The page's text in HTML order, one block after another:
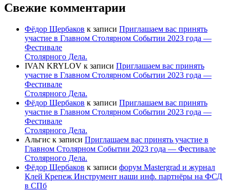
Свежие комментарии
Фёдор Щербаков к записи Приглашаем вас принять
участие в Главном Столярном Событии 2023 года —
Фестивале
Столярного Дела.
IVAN KRYLOV к записи Приглашаем вас принять
участие в Главном Столярном Событии 2023 года —
Фестивале
Столярного Дела.
Фёдор Щербаков к записи Приглашаем вас принять
участие в Главном Столярном Событии 2023 года —
Фестивале
Столярного Дела.
Альгис к записи Приглашаем вас принять участие в
Главном Столярном Событии 2023 года — Фестивале
Столярного Дела.
Фёдор Щербаков к записи форум Mastergrad и журнал
Клей Крепеж Инструмент наши инф. партнёры на ФСД
в СПб